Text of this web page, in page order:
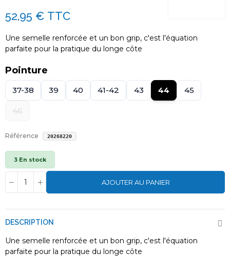
52,95 € TTC
Une semelle renforcée et un bon grip, c'est l'équation
parfaite pour la pratique du longe côte
Pointure
37-38 39 40 41-42 43 44 45
46
Référence 20268220
3 En stock
AJOUTER AU PANIER
DESCRIPTION
Une semelle renforcée et un bon grip, c'est l'équation
parfaite pour la pratique du longe côte